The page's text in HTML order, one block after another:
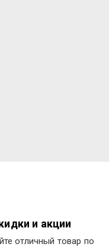
и акции
отличный товар по